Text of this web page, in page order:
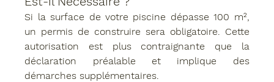
Si la surface de votre piscine dépasse 100 m²,
un permis de construire sera obligatoire. Cette
autorisation est plus contraignante que la
déclaration préalable et implique des
démarches supplémentaires.